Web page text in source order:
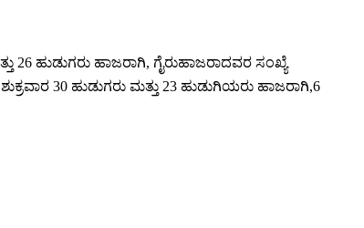
26 ಹುಡುಗರು ಹಾಜರಾಗಿ, ಗೈರುಹಾಜರಾದವರ ಸಂಖ್ಯೆ
30 ಹುಡುಗರು ಮತ್ತು 23 ಹುಡುಗಿಯರು ಹಾಜರಾಗಿ,6